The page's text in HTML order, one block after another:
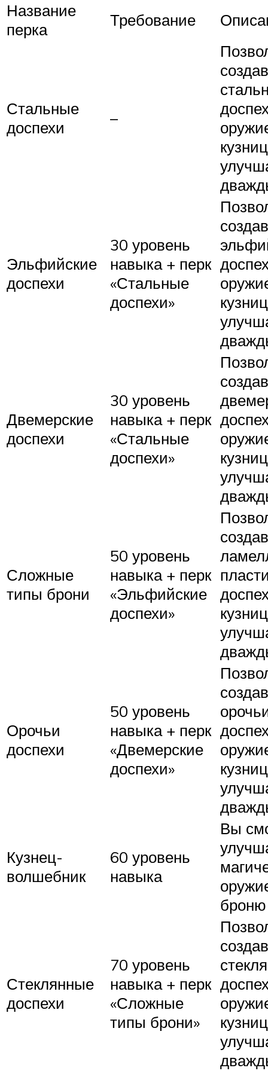
Название
перка
Требование
Стальные
доспехи
–
Эльфийские
доспехи
30 уровень
навыка + перк
«Стальные
доспехи»
Двемерские
доспехи
30 уровень
навыка + перк
«Стальные
доспехи»
Сложные
типы брони
50 уровень
навыка + перк
«Эльфийские
доспехи»
Орочьи
доспехи
50 уровень
навыка + перк
«Двемерские
доспехи»
Кузнец-
волшебник
60 уровень
навыка
Вы
броню
Стеклянные
доспехи
70 уровень
навыка + перк
«Сложные
типы брони»